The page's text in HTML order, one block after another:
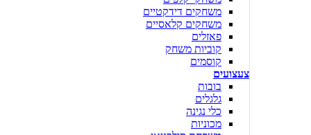
משחקים דידקטיים
משחקים קלאסיים
פאזלים
קוביות משחק
קוסמים
צעצועים
בובות
גלגלים
כלי נגינה
מכוניות